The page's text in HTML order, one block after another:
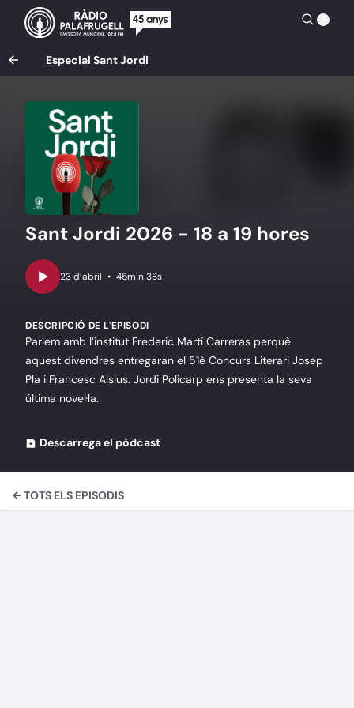
Especial Sant Jordi
Sant Jordi 2026 - 18 a 19 hores
• 45min 38s
DESCRIPCIÓ DE L'EPISODI
Parlem amb l’institut Frederic Martí Carreras perquè
aquest divendres entregaran el 51è Concurs Literari Josep
Pla i Francesc Alsius. Jordi Policarp ens presenta la seva
última novel·la.
Descarrega el pòdcast
← TOTS ELS EPISODIS